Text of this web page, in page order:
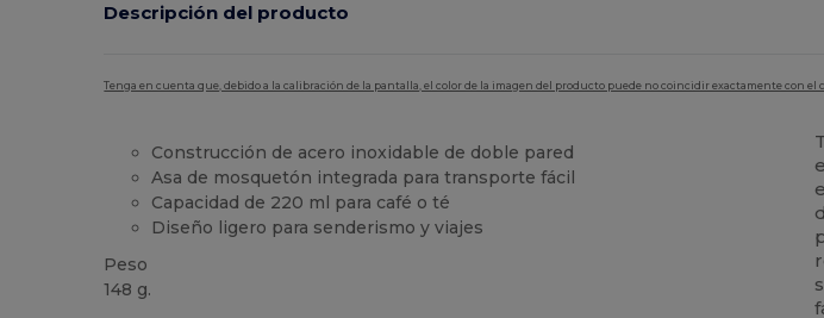
Descripción del producto
Tenga en cuenta que, debido a la calibración de la pantalla, el color de la imagen del producto puede no coincidir exactamente con el
Construcción de acero inoxidable de doble pared
Asa de mosquetón integrada para transporte fácil
Capacidad de 220 ml para café o té
Diseño ligero para senderismo y viajes
Peso
148 g.